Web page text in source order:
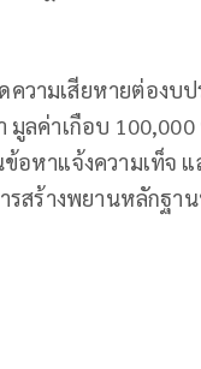
ความเสียหายต่องบ
ค่าเกือบ 100,000
อหาแจ้งความเท็จ
สร้างพยานหลักฐา